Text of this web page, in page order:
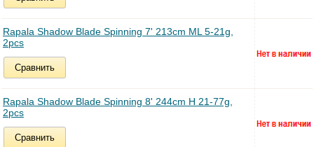
Rapala Shadow Blade Spinning 7' 213cm ML 5-21g,
2pcs
Сравнить
Rapala Shadow Blade Spinning 8' 244cm H 21-77g,
2pcs
Сравнить